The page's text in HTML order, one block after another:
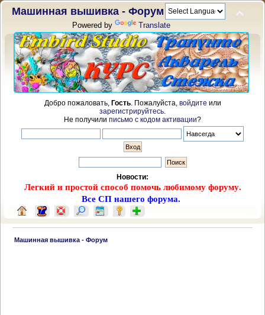
Машинная вышивка - Форум
Powered by Translate
Добро пожаловать, Гость. Пожалуйста, войдите или
зарегистрируйтесь
Не получили письмо с кодом активации?
Новости:
Легкий и простой способ помочь любимому форуму.
Все СП нашего форума.
Машинная вышивка - Форум